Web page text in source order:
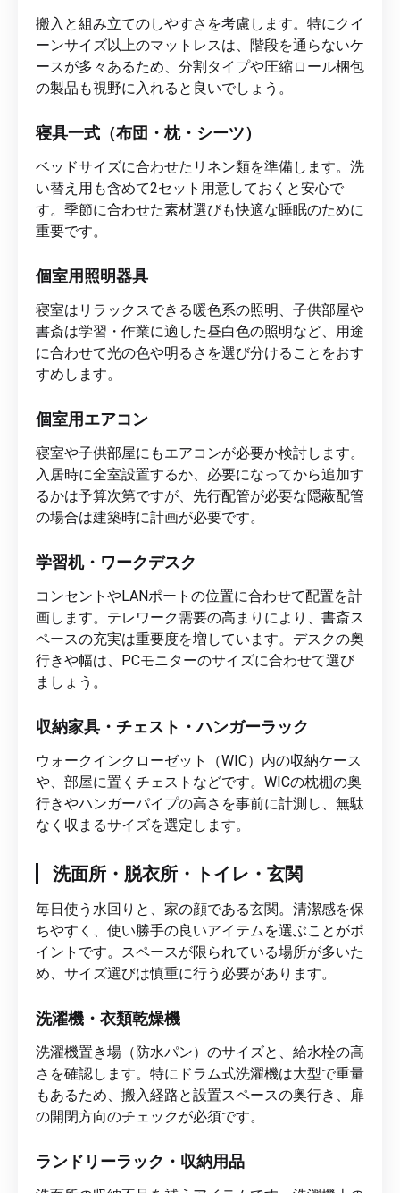
搬入と組み立てのしやすさを考慮します。特にクイ
ーンサイズ以上のマットレスは、階段を通らないケ
ースが多々あるため、分割タイプや圧縮ロール梱包
の製品も視野に入れると良いでしょう。
寝具一式（布団・枕・シーツ）
ベッドサイズに合わせたリネン類を準備します。洗
い替え用も含めて2セット用意しておくと安心で
す。季節に合わせた素材選びも快適な睡眠のために
重要です。
個室用照明器具
寝室はリラックスできる暖色系の照明、子供部屋や
書斎は学習・作業に適した昼白色の照明など、用途
に合わせて光の色や明るさを選び分けることをおす
すめします。
個室用エアコン
寝室や子供部屋にもエアコンが必要か検討します。
入居時に全室設置するか、必要になってから追加す
るかは予算次第ですが、先行配管が必要な隠蔽配管
の場合は建築時に計画が必要です。
学習机・ワークデスク
コンセントやLANポートの位置に合わせて配置を計
画します。テレワーク需要の高まりにより、書斎ス
ペースの充実は重要度を増しています。デスクの奥
行きや幅は、PCモニターのサイズに合わせて選び
ましょう。
収納家具・チェスト・ハンガーラック
ウォークインクローゼット（WIC）内の収納ケース
や、部屋に置くチェストなどです。WICの枕棚の奥
行きやハンガーパイプの高さを事前に計測し、無駄
なく収まるサイズを選定します。
洗面所・脱衣所・トイレ・玄関
毎日使う水回りと、家の顔である玄関。清潔感を保
ちやすく、使い勝手の良いアイテムを選ぶことがポ
イントです。スペースが限られている場所が多いた
め、サイズ選びは慎重に行う必要があります。
洗濯機・衣類乾燥機
洗濯機置き場（防水パン）のサイズと、給水栓の高
さを確認します。特にドラム式洗濯機は大型で重量
もあるため、搬入経路と設置スペースの奥行き、扉
の開閉方向のチェックが必須です。
ランドリーラック・収納用品